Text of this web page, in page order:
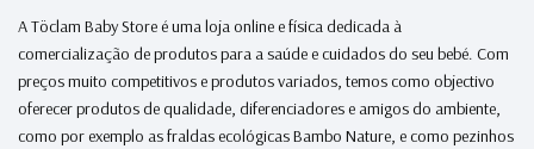
A Töclam Baby Store é uma loja online e física dedicada à
comercialização de produtos para a saúde e cuidados do seu bebé. Com
preços muito competitivos e produtos variados, temos como objectivo
oferecer produtos de qualidade, diferenciadores e amigos do ambiente,
como por exemplo as fraldas ecológicas Bambo Nature, e como pezinhos